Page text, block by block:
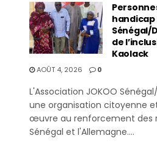
handicap
Sénégal/
de
Kaolack
AOÛT 4, 2026 0
L'Association JOKOO
une organisation citoyenne
œuvre au renforcement des
Sénégal et l'Allemagne....